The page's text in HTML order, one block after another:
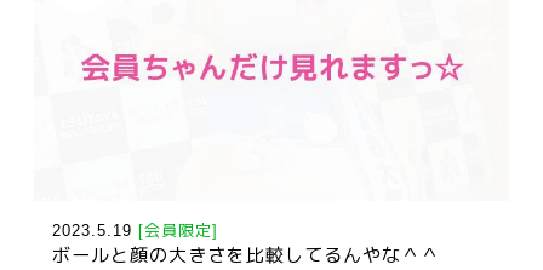
2023.5.19 [会員限定]
ボールと顔の大きさを比較してるんやな＾＾